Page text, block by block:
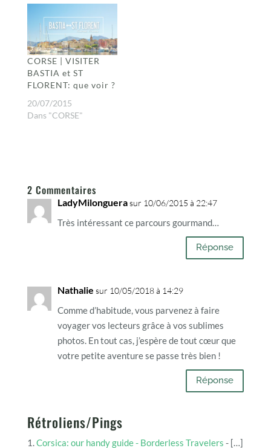
CORSE | VISITER
BASTIA et ST
FLORENT: que voir ?
20/07/2015
Dans "CORSE"
2 Commentaires
LadyMilonguerasur 10/06/2015 à 22:47
Très intéressant ce parcours gourmand…
Réponse
Nathalie sur 10/05/2018 à 14:29
Comme d’habitude, vous parvenez à faire
voyager vos lecteurs grâce à vos sublimes
photos. En tout cas, j’espère de tout cœur que
votre petite aventure se passe très bien !
Réponse
Rétroliens/Pings
Corsica: our handy guide - Borderless Travelers - […]